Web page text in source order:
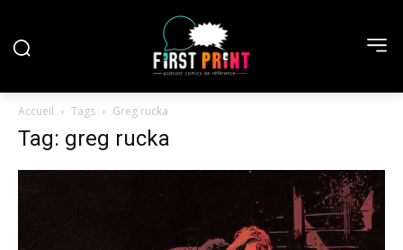
Accueil Tags Greg rucka
Tag: greg rucka